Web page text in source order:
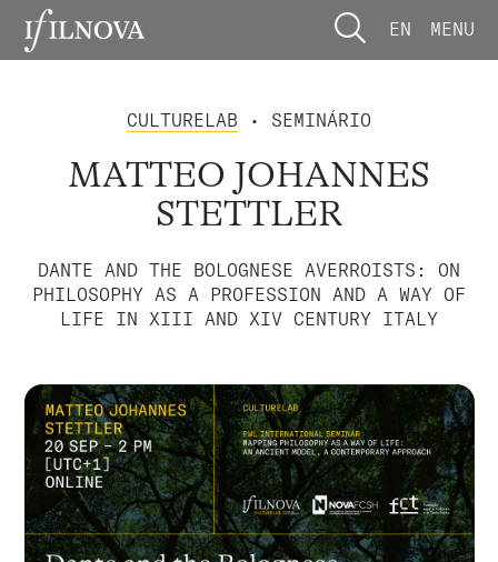
EN MENU
CULTURELAB • SEMINÁRIO
MATTEO JOHANNES
STETTLER
DANTE AND THE BOLOGNESE AVERROISTS: ON
PHILOSOPHY AS A PROFESSION AND A WAY OF
LIFE IN XIII AND XIV CENTURY ITALY